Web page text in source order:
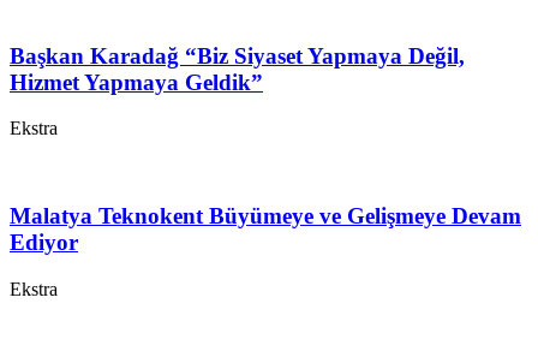
Başkan Karadağ “Biz Siyaset Yapmaya Değil,
Hizmet Yapmaya Geldik”
Ekstra
Malatya Teknokent Büyümeye ve Gelişmeye Devam
Ediyor
Ekstra